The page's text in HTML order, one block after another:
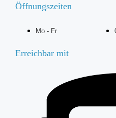
Öffnungszeiten
Mo - Fr
Erreichbar mit